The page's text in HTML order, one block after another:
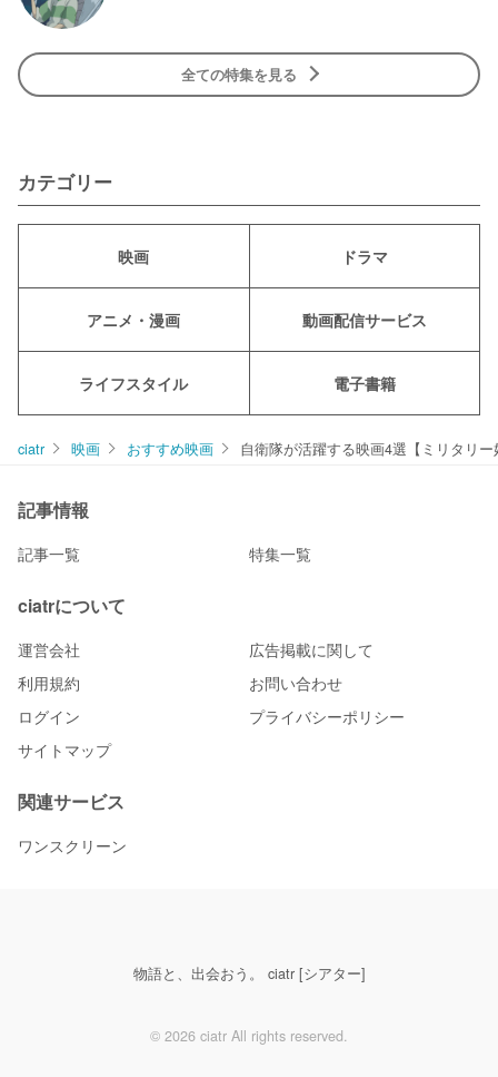
全ての特集を見る
カテゴリー
映画 ドラマ
アニメ・漫画 動画配信サービス
ライフスタイル 電子書籍
ciatr 映画 おすすめ映画 自衛隊が活躍する映画4選【ミリタリ
記事情報
記事一覧 特集一覧
ciatrについて
運営会社
広告掲載に関して
利用規約
お問い合わせ
ログイン
プライバシーポリシー
サイトマップ
関連サービス
ワンスクリーン
物語と、出会おう。 ciatr [シアター]
© 2026 ciatr All rights reserved.